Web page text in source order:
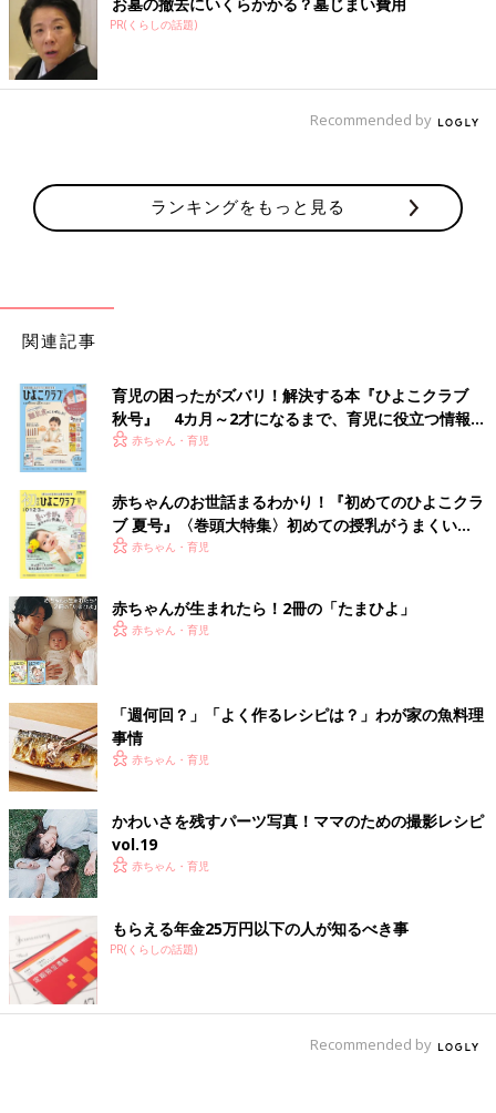
お墓の撤去にいくらかかる？墓じまい費用
PR(くらしの話題)
Recommended by
ランキングをもっと見る
関連記事
育児の困ったがズバリ！解決する本『ひよこクラブ
秋号』 4カ月～2才になるまで、育児に役立つ情報が
いっぱい！
赤ちゃん・育児
赤ちゃんのお世話まるわかり！『初めてのひよこクラ
ブ 夏号』〈巻頭大特集〉初めての授乳がうまくい
く！ おっぱい・ミルクの基本と夏のトラブル 解決テ
赤ちゃん・育児
赤ちゃんが生まれたら！2冊の「たまひよ」
赤ちゃん・育児
「週何回？」「よく作るレシピは？」わが家の魚料理
事情
赤ちゃん・育児
かわいさを残すパーツ写真！ママのための撮影レシピ
vol.19
赤ちゃん・育児
もらえる年金25万円以下の人が知るべき事
PR(くらしの話題)
Recommended by